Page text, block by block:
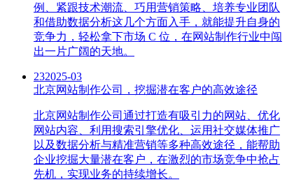
例、紧跟技术潮流、巧用营销策略、培养专业团队
和借助数据分析这几个方面入手，就能提升自身的
竞争力，轻松拿下市场 C 位，在网站制作行业中闯
出一片广阔的天地。
232025-03
北京网站制作公司，挖掘潜在客户的高效途径
北京网站制作公司通过打造有吸引力的网站、优化
网站内容、利用搜索引擎优化、运用社交媒体推广
以及数据分析与精准营销等多种高效途径，能帮助
企业挖掘大量潜在客户，在激烈的市场竞争中抢占
先机，实现业务的持续增长。